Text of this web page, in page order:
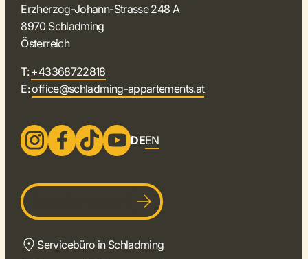
Erzherzog-Johann-Strasse 248 A
8970 Schladming
Österreich
T:+43368722818
E:office@schladming-appartements.at
DEEN
Servicebüro in Schladming